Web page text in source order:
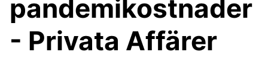
pandemikostnader
- Privata Affärer